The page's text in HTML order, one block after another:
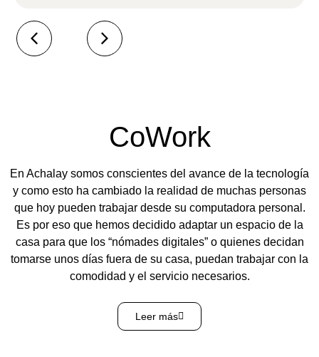
CoWork
En Achalay somos conscientes del avance de la tecnología
y como esto ha cambiado la realidad de muchas personas
que hoy pueden trabajar desde su computadora personal.
Es por eso que hemos decidido adaptar un espacio de la
casa para que los “nómades digitales” o quienes decidan
tomarse unos días fuera de su casa, puedan trabajar con la
comodidad y el servicio necesarios.
Leer más